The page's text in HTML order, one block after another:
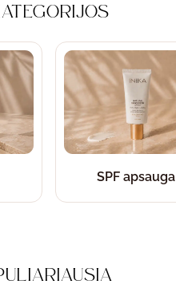
SPF apsauga